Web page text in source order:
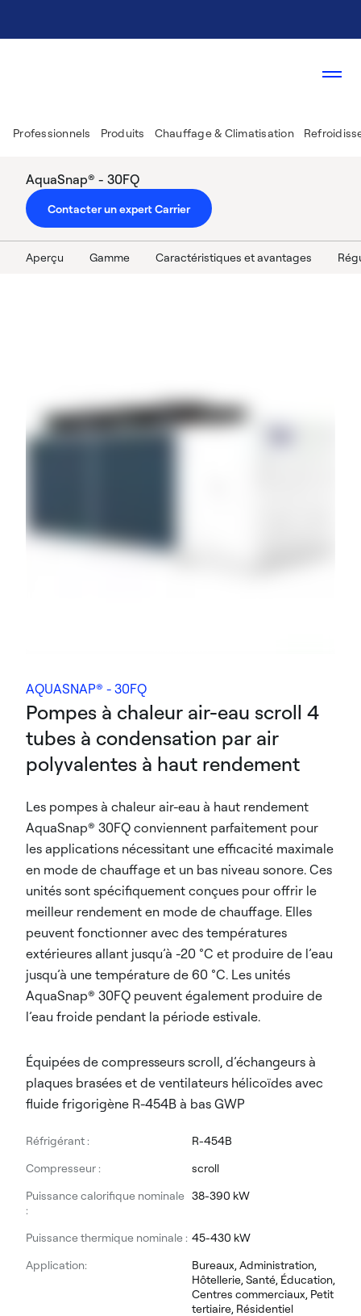
Professionnels Produits Chauffage & Climatisation
AquaSnap® - 30FQ
Contacter un expert Carrier
Aperçu Gamme Caractéristiques et avantages
AQUASNAP® - 30FQ
Pompes à chaleur air-eau scroll 4
tubes à condensation par air
polyvalentes à haut rendement
Les pompes à chaleur air-eau à haut rendement
AquaSnap® 30FQ conviennent parfaitement pour
les applications nécessitant une efficacité maximale
en mode de chauffage et un bas niveau sonore. Ces
unités sont spécifiquement conçues pour offrir le
meilleur rendement en mode de chauffage. Elles
peuvent fonctionner avec des températures
extérieures allant jusqu’à -20 °C et produire de l’eau
jusqu’à une température de 60 °C. Les unités
AquaSnap® 30FQ peuvent également produire de
l’eau froide pendant la période estivale.
Équipées de compresseurs scroll, d’échangeurs à
plaques brasées et de ventilateurs hélicoïdes avec
fluide frigorigène R-454B à bas GWP
Réfrigérant :
R-454B
Compresseur :
scroll
Puissance calorifique nominale
:
38-390 kW
Puissance thermique nominale : 45-430 kW
Application:
Bureaux, Administration,
Hôtellerie, Santé, Éducation,
Centres commerciaux, Petit
tertiaire, Résidentiel